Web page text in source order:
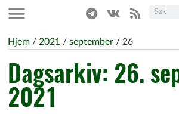
Hjem / 2021 / september / 26
Dagsarkiv: 26.
2021